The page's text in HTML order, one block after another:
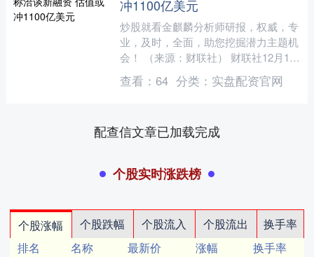
冲1100亿美元
炒股就看金麒麟分析师研报，权威，专
业，及时，全面，助您挖掘潜力主题机
会！ （来源：财联社） 财联社12月17
日讯（编辑 卞纯）据市场消息，全球
Robotaxi（....
查看： 64 分类： 实盘配资官网
配查信文章已加载完成
个股实时涨跌榜
个股涨幅 个股跌幅 个股流入 个股流出
换手率
排名
名称 最新价 涨幅
换手率